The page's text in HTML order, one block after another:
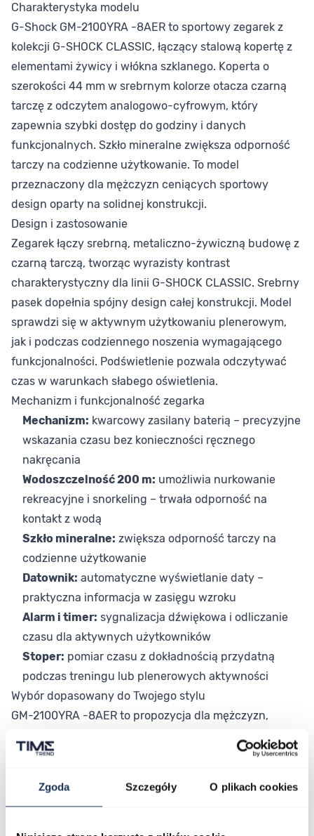
Zgoda Szczegóły O plikach cookies
Charakterystyka modelu
G-Shock GM-2100YRA -8AER to sportowy zegarek z
kolekcji G-SHOCK CLASSIC, łączący stalową kopertę z
elementami żywicy i włókna szklanego. Koperta o
szerokości 44 mm w srebrnym kolorze otacza czarną
tarczę z odczytem analogowo-cyfrowym, który
zapewnia szybki dostęp do godziny i danych
funkcjonalnych. Szkło mineralne zwiększa odporność
tarczy na codzienne użytkowanie. To model
przeznaczony dla mężczyzn ceniących sportowy
design oparty na solidnej konstrukcji.
Design i zastosowanie
Zegarek łączy srebrną, metaliczno-żywiczną budowę z
czarną tarczą, tworząc wyrazisty kontrast
charakterystyczny dla linii G-SHOCK CLASSIC. Srebrny
pasek dopełnia spójny design całej konstrukcji. Model
sprawdzi się w aktywnym użytkowaniu plenerowym,
jak i podczas codziennego noszenia wymagającego
funkcjonalności. Podświetlenie pozwala odczytywać
czas w warunkach słabego oświetlenia.
Mechanizm i funkcjonalność zegarka
Mechanizm: kwarcowy zasilany baterią – precyzyjne
wskazania czasu bez konieczności ręcznego
nakręcania
Wodoszczelność 200 m: umożliwia nurkowanie
rekreacyjne i snorkeling – trwała odporność na
kontakt z wodą
Szkło mineralne: zwiększa odporność tarczy na
codzienne użytkowanie
Datownik: automatyczne wyświetlanie daty –
praktyczna informacja w zasięgu wzroku
Alarm i timer: sygnalizacja dźwiękowa i odliczanie
czasu dla aktywnych użytkowników
Stoper: pomiar czasu z dokładnością przydatną
podczas treningu lub plenerowych aktywności
Wybór dopasowany do Twojego stylu
GM-2100YRA -8AER to propozycja dla mężczyzn,
trwałej konstrukcji. Połączenie stali szlachetnej, żywicy
mechaniczną przy jednoczesnej kontroli masy.